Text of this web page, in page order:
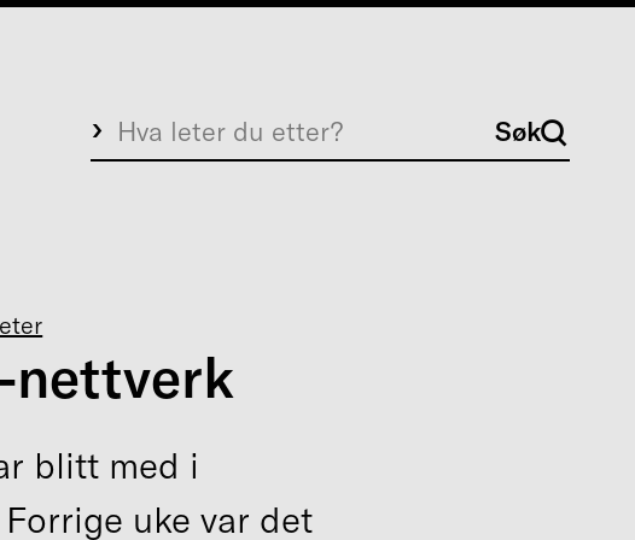
Søk Søk
nettverk
blitt med i
uke var det